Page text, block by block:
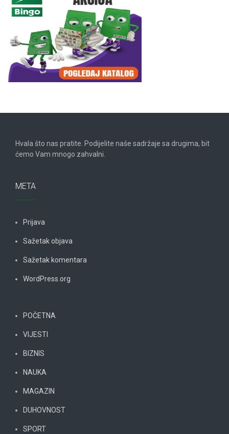
Hvala što nas pratite. Podijelite naše sadržaje sa drugima, bit
ćemo Vam mnogo zahvalni.
META
Prijava
Sažetak objava
Sažetak komentara
WordPress.org
POČETNA
VIJESTI
BIZNIS
NAUKA
MAGAZIN
DUHOVNOST
SPORT